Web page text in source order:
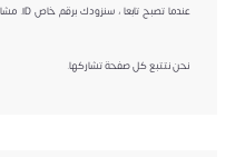
نحن نتتبع كل صفحة تشاركها.